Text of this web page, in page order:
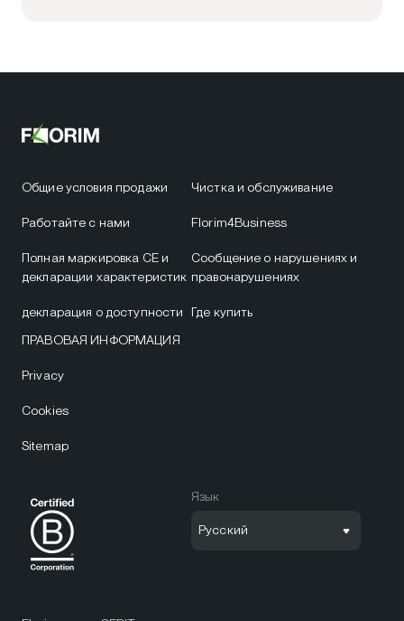
Общие условия продажи
Работайте с нами
Полная маркировка CE и
декларации характеристик
декларация о доступности
Чистка и обслуживание
Florim4Business
Сообщение о нарушениях и
правонарушениях
Где купить
ПРАВОВАЯ ИНФОРМАЦИЯ
Privacy
Cookies
Sitemap
Язык
Русский